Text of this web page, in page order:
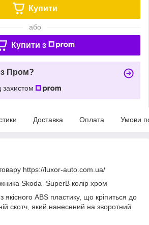
Купити
або
Купити з
з Пром?
захистом
Доставка Оплата Умови
https://luxor-auto.com.ua/
Skoda SuperB колір хром
якісного ABS пластику, що кріпиться до
скотч, який нанесений на зворотний